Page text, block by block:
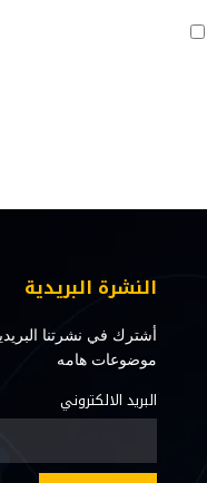
النشرة البريدية
أشترك في نشرتنا
موضوعات هامه
البريد الالكتروني